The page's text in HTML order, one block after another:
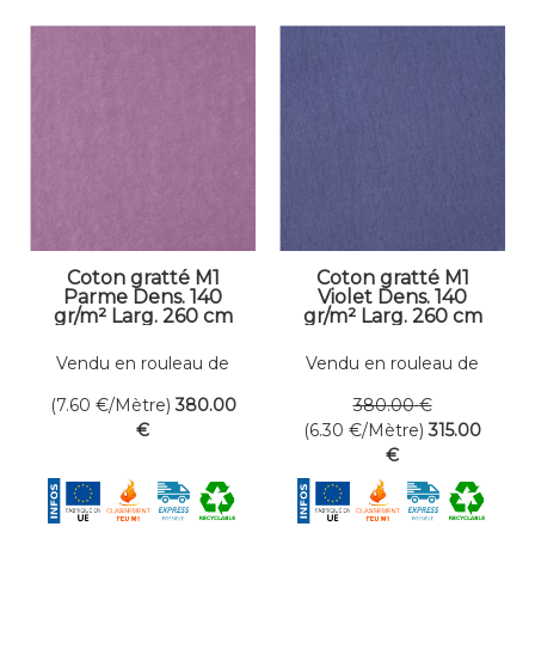
Coton gratté M1
Parme Dens. 140
gr/m² Larg. 260 cm
Vendu en rouleau de
(7.60 €/Mètre) 380.00
€
Coton gratté M1
Violet Dens. 140
gr/m² Larg. 260 cm
Vendu en rouleau de
380.00 €
(6.30 €/Mètre) 315.00
€